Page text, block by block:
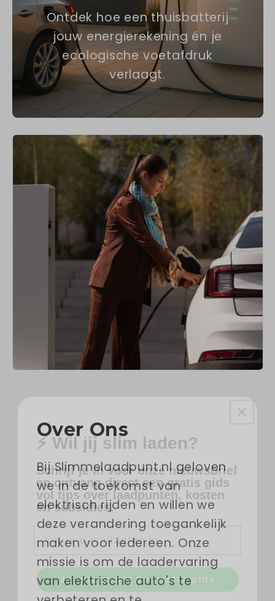
Ontdek hoe een thuisbatterij
jouw energierekening én je
ecologische voetafdruk
verlaagt.
Over Ons
Bij Slimmelaadpunt.nl geloven
we in de toekomst van
elektrisch rijden en willen we
deze verandering toegankelijk
maken voor iedereen. Onze
missie is om de laadervaring
van elektrische auto's te
⚡ Wil jij slim laden?
Schrijf je in voor onze nieuwsbrief
en ontvang direct een gratis gids
vol tips over laadpunten, kosten
en subsidies.
E-mail
Ja, stuur mij de gratis gids
Nee, bedankt